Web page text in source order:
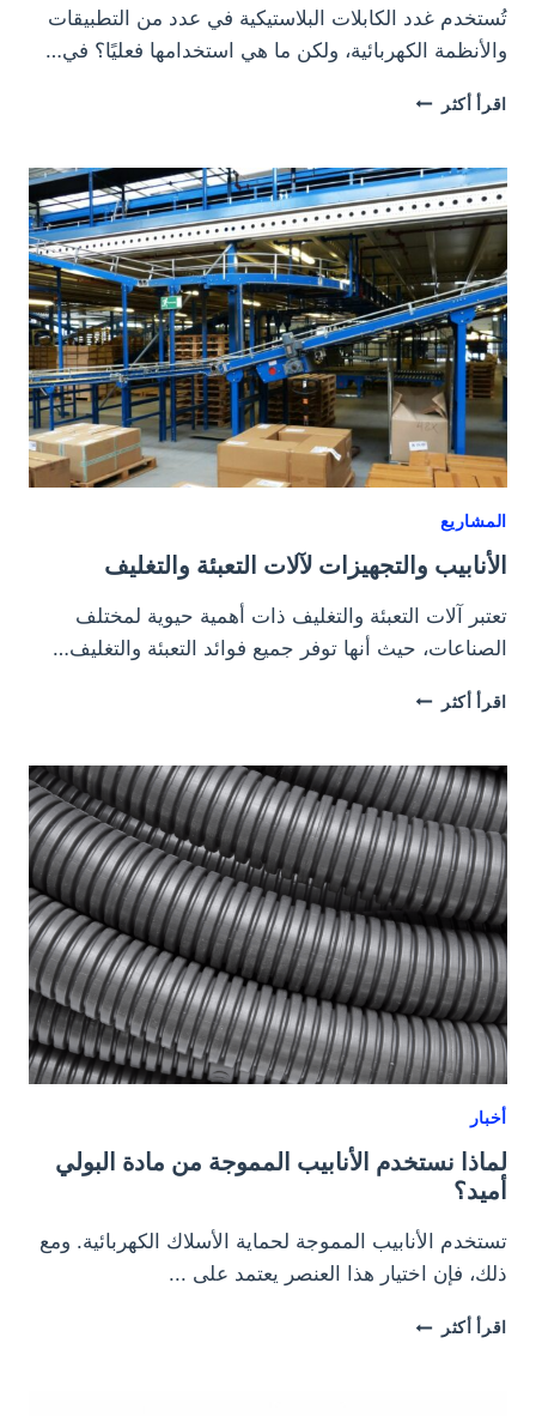
تُستخدم غدد الكابلات البلاستيكية في عدد من التطبيقات
والأنظمة الكهربائية، ولكن ما هي استخدامها فعليًا؟ في…
اقرأ أكثر
غدد
ما
الغرض
منها
وما
هي
أشكالها؟
المشاريع
الأنابيب والتجهيزات لآلات التعبئة والتغليف
تعتبر آلات التعبئة والتغليف ذات أهمية حيوية لمختلف
الصناعات، حيث أنها توفر جميع فوائد التعبئة والتغليف…
اقرأ أكثر
الأنابيب
التعبئة
والتغليف
أخبار
لماذا نستخدم الأنابيب المموجة من مادة البولي
أميد؟
تستخدم الأنابيب المموجة لحماية الأسلاك الكهربائية. ومع
ذلك، فإن اختيار هذا العنصر يعتمد على ...
اقرأ أكثر
لماذا